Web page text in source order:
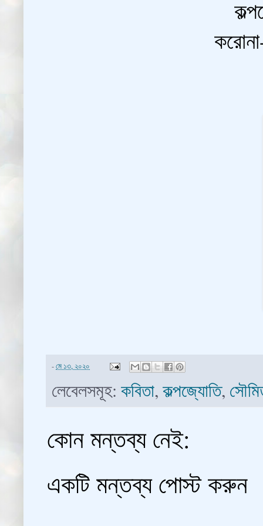
-মে ১৩, ২০২০
লেবেলসমূহ: কবিতা, কল্পজ্যোতি,
কোন মন্তব্য নেই:
একটি মন্তব্য পোস্ট করুন